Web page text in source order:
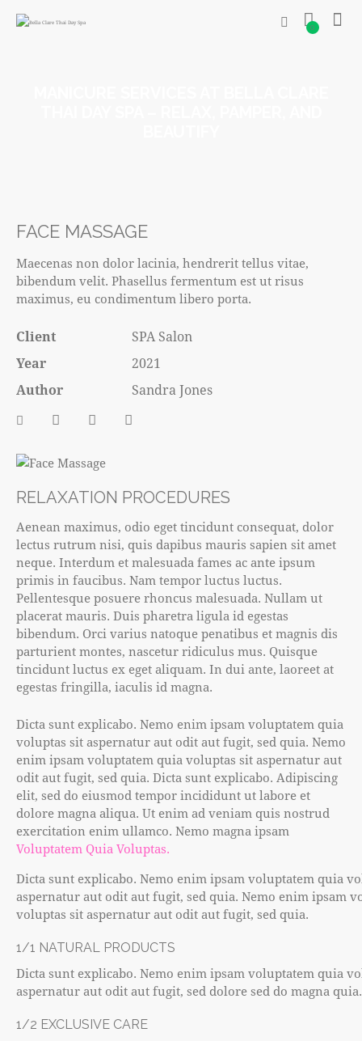
0
FACE MASSAGE
RELAXATION PROCEDURES
Aenean maximus, odio eget tincidunt consequat, dolor
lectus rutrum nisi, quis dapibus mauris sapien sit amet
neque. Interdum et malesuada fames ac ante ipsum
primis in faucibus. Nam tempor luctus luctus.
Pellentesque posuere rhoncus malesuada. Nullam ut
placerat mauris. Duis pharetra ligula id egestas
bibendum. Orci varius natoque penatibus et magnis dis
parturient montes, nascetur ridiculus mus. Quisque
tincidunt luctus ex eget aliquam. In dui ante, laoreet at
egestas fringilla, iaculis id magna.
Dicta sunt explicabo. Nemo enim ipsam voluptatem quia
voluptas sit aspernatur aut odit aut fugit, sed quia. Nemo
enim ipsam voluptatem quia voluptas sit aspernatur aut
odit aut fugit, sed quia. Dicta sunt explicabo. Adipiscing
elit, sed do eiusmod tempor incididunt ut labore et
dolore magna aliqua. Ut enim ad veniam quis nostrud
exercitation enim ullamco. Nemo magna ipsam
Voluptatem Quia Voluptas.
Dicta sunt explicabo. Nemo enim ipsam voluptatem quia
aspernatur aut odit aut fugit, sed quia. Nemo enim ipsam
voluptas sit aspernatur aut odit aut fugit, sed quia.
1/1 NATURAL PRODUCTS
Dicta sunt explicabo. Nemo enim ipsam voluptatem quia
aspernatur aut odit aut fugit, sed dolore sed do magna quia.
1/2 EXCLUSIVE CARE
Maecenas non dolor lacinia, hendrerit tellus vitae,
bibendum velit. Phasellus fermentum est ut risus
maximus, eu condimentum libero porta.
Client
SPA Salon
Year
2021
Author
Sandra Jones